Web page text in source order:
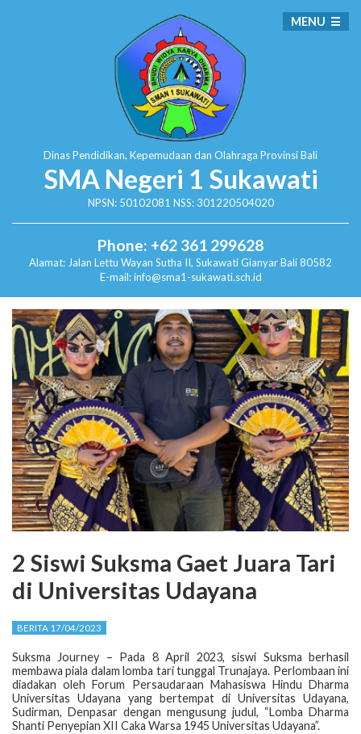
Dinas Pendidikan, Kepemudaan dan Olahraga Provinsi Bali
SMA Negeri 1 Sukawati
NPSN: 50102081 NSS: 301220504020
Phone: +62 361 299628
Alamat: Jalan Lettu Wayan Sutha II, SukawatiGianyar Bali 80582
E-mail: info@sma1-sukawati.sch.id
MENU
2 Siswi Suksma Gaet Juara Tari
di Universitas Udayana
BERITA 17/04/2023
Suksma Journey – Pada 8 April 2023, siswi Suksma berhasil
membawa piala dalam lomba tari tunggal Trunajaya. Perlombaan ini
diadakan oleh Forum Persaudaraan Mahasiswa Hindu Dharma
Universitas Udayana yang bertempat di Universitas Udayana,
Sudirman, Denpasar dengan mengusung judul, “Lomba Dharma
Shanti Penyepian XII Caka Warsa 1945 Universitas Udayana”.